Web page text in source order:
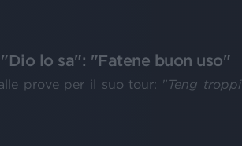
lo sa": "Fatene buon uso"
prove per il suo tour: "Teng troppi